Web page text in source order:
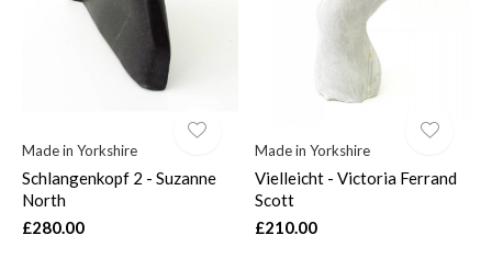
Made in Yorkshire
Schlangenkopf 2 - Suzanne
North
£280.00
Made in Yorkshire
Vielleicht - Victoria Ferrand
Scott
£210.00